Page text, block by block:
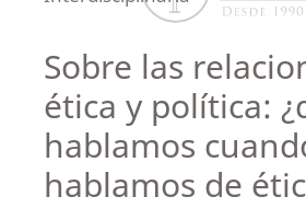
Sobre las
ética y política:
hablamos
hablamos de